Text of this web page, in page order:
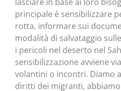
principale è sensibilizzare
rotta, informare sui
modalità di salvataggio
i pericoli nel deserto nel
sensibilizzazione avviene via
volantini o incontri. Diamo
diritti dei migranti,